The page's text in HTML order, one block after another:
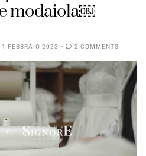
modaiola￼
1 FEBBRAIO 2023 2 COMMENTS